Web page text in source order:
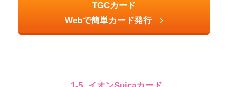
TGCカード
Webで簡単カード発行